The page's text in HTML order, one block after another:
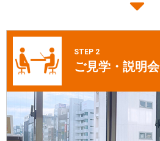
STEP 2
ご見学・説明会